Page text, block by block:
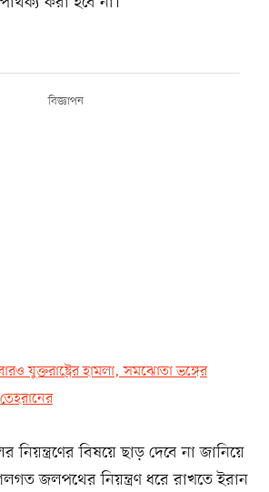
বিজ্ঞাপন
যুক্তরাষ্ট্রের হামলা, সমঝোতা ভঙ্গের
নিয়ন্ত্রণের বিষয়ে ছাড় দেবে না জানিয়ে
জলপথের নিয়ন্ত্রণ ধরে রাখতে ইরান